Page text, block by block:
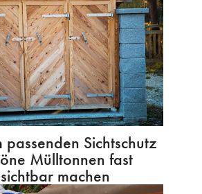
passenden Sichtschutz
Mülltonnen fast
machen